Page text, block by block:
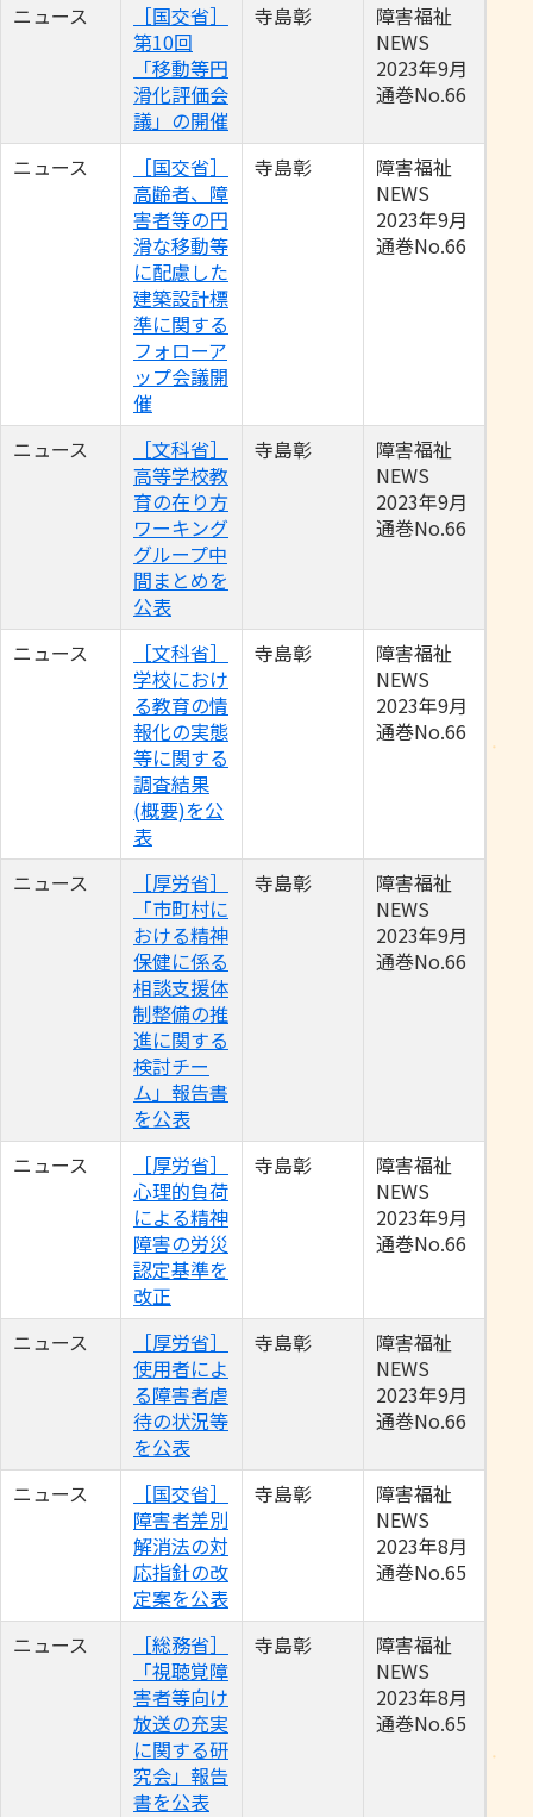
ニュース
［国交省］
第10回
「移動等円
滑化評価会
議」の開催
寺島彰
障害福祉
NEWS
2023年9月
通巻No.66
ニュース
［国交省］
高齢者、障
害者等の円
滑な移動等
に配慮した
建築設計標
準に関する
フォローア
ップ会議開
催
寺島彰
障害福祉
NEWS
2023年9月
通巻No.66
ニュース
［文科省］
高等学校教
育の在り方
ワーキング
グループ中
間まとめを
公表
寺島彰
障害福祉
NEWS
2023年9月
通巻No.66
ニュース
［文科省］
学校におけ
る教育の情
報化の実態
等に関する
調査結果
(概要)を公
表
寺島彰
障害福祉
NEWS
2023年9月
通巻No.66
ニュース
［厚労省］
「市町村に
おける精神
保健に係る
相談支援体
制整備の推
進に関する
検討チー
ム」報告書
を公表
寺島彰
障害福祉
NEWS
2023年9月
通巻No.66
ニュース
［厚労省］
心理的負荷
による精神
障害の労災
認定基準を
改正
寺島彰
障害福祉
NEWS
2023年9月
通巻No.66
ニュース
［厚労省］
使用者によ
る障害者虐
待の状況等
を公表
寺島彰
障害福祉
NEWS
2023年9月
通巻No.66
ニュース
［国交省］
障害者差別
解消法の対
応指針の改
定案を公表
寺島彰
障害福祉
NEWS
2023年8月
通巻No.65
ニュース
［総務省］
「視聴覚障
害者等向け
放送の充実
に関する研
究会」報告
書を公表
寺島彰
障害福祉
NEWS
2023年8月
通巻No.65